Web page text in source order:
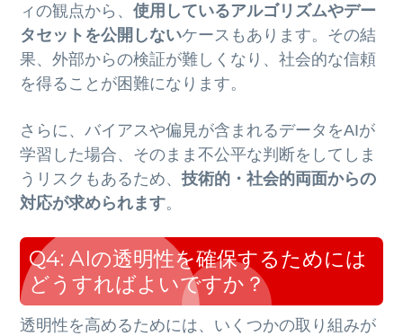
ィの観点から、使用しているアルゴリズムやデー
タセットを公開しないケースもあります。その結
果、外部からの検証が難しくなり、社会的な信頼
を得ることが困難になります。
さらに、バイアスや偏見が含まれるデータをAIが
学習した場合、そのまま不公平な判断をしてしま
うリスクもあるため、技術的・社会的両面からの
対応が求められます。
Q4: AIの透明性を確保するためには
どうすればよいですか？
透明性を高めるためには、いくつかの取り組みが